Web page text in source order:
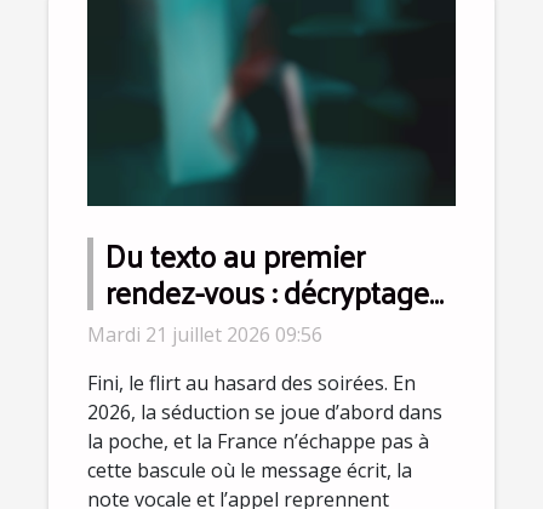
Du texto au premier
rendez-vous : décryptage
des nouveaux codes de
séduction
Mardi 21 juillet 2026 09:56
Fini, le flirt au hasard des soirées. En
2026, la séduction se joue d’abord dans
la poche, et la France n’échappe pas à
cette bascule où le message écrit, la
note vocale et l’appel reprennent